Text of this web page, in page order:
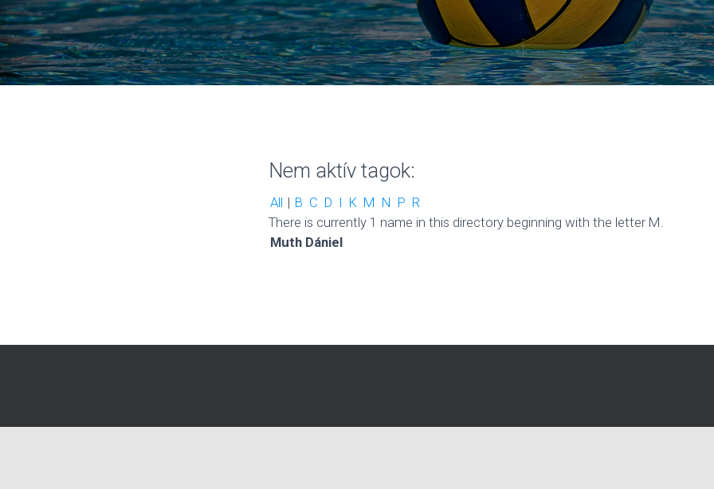
Nem aktív tagok:
All | B C D I K M N P R
There is currently 1 name in this directory beginning with the letter M.
Muth Dániel